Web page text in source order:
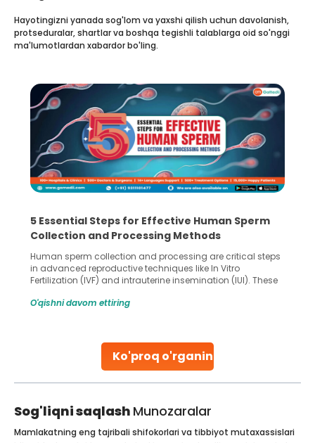
Ko'proq o'rganing
Hayotingizni yanada sog'lom va yaxshi qilish uchun davolanish,
protseduralar, shartlar va boshqa tegishli talablarga oid so'nggi
ma'lumotlardan xabardor bo'ling.
5 Essential Steps for Effective Human Sperm
Collection and Processing Methods
Human sperm collection and processing are critical steps
in advanced reproductive techniques like In Vitro
Fertilization (IVF) and intrauterine insemination (IUI). These
challenges and help couples achieve their dream of
collected, they process the
O'qishni davom ettiring
Sog'liqni saqlash Munozaralar
Mamlakatning eng tajribali shifokorlari va tibbiyot mutaxassislari